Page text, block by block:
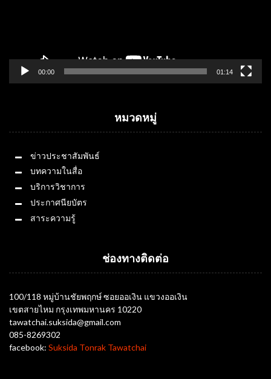
00:00 01:14
หมวดหมู่
ข่าวประชาสัมพันธ์
บทความในสื่อ
บริการวิชาการ
ประกาศนียบัตร
สาระความรู้
ช่องทางติดต่อ
100/118 หมู่บ้านชัยพฤกษ์ ซอยออเงิน แขวงออเงิน
เขตสายไหม กรุงเทพมหานคร 10220
tawatchai.suksida@gmail.com
085-8269302
facebook: Suksida Tonrak Tawatchai